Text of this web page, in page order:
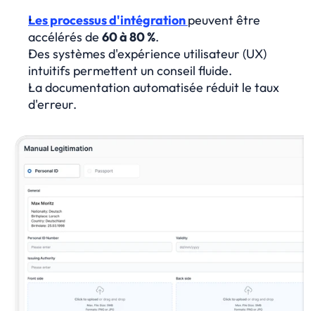
Les processus d'intégration peuvent être
accélérés de 60 à 80 %.
Des systèmes d'expérience utilisateur (UX)
intuitifs permettent un conseil fluide.
La documentation automatisée réduit le taux
d'erreur.